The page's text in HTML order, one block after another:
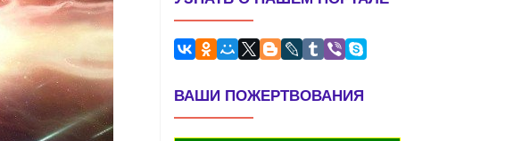
ВАШИ ПОЖЕРТВОВАНИЯ